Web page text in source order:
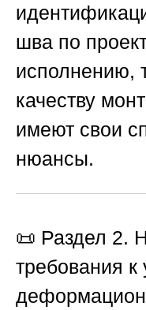
шва по
исполнению,
качеству
имеют свои
нюансы.
📜 Раздел 2.
требования к